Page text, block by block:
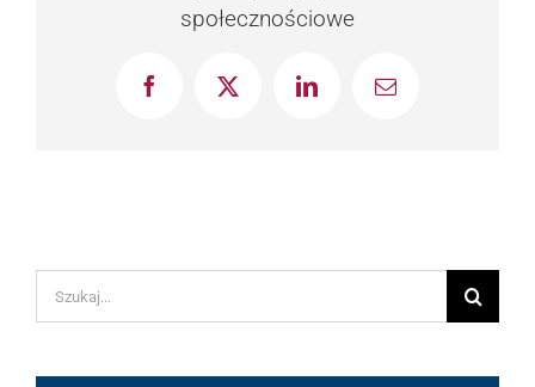
społecznościowe
FacebookX LinkedInEmail
Szukaj